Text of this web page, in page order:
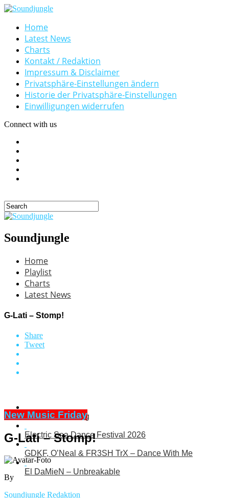
Home
Latest News
Charts
Kontakt / Redaktion
Impressum & Disclaimer
Privatsphäre-Einstellungen ändern
Historie der Privatsphäre-Einstellungen
Einwilligungen widerrufen
Connect with us
Soundjungle
Home
Playlist
Charts
Latest News
G-Lati – Stomp!
Share
Tweet
G-Lati – Knocking
Electric Sea Dance Festival 2026
GDKF, O’Neal & FR3SH TrX – Dance With Me
El DaMieN – Unbreakable
New Music Friday
G-Lati – Stomp!
By
Soundjungle Redaktion